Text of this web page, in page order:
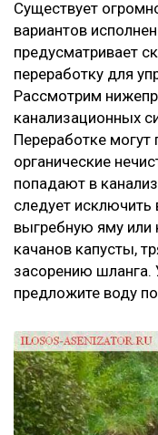
Существует
вариантов
предусматривает
переработку для
Рассмотрим
канализационных
Переработке могут
органические
попадают в
следует исключить
выгребную яму или
качанов капусты,
засорению шланга.
предложите воду